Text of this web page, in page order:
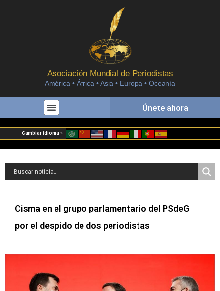
Asociación Mundial de Periodistas
América • África • Asia • Europa • Oceanía
Únete ahora
Cambiar idioma »
Cisma en el grupo parlamentario del PSdeG
por el despido de dos periodistas